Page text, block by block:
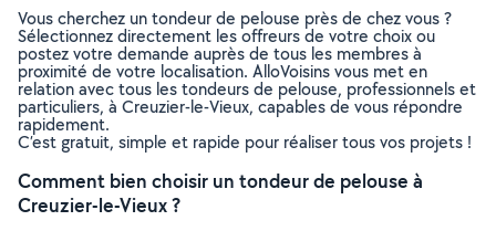
Vous cherchez un tondeur de pelouse près de chez vous ?
Sélectionnez directement les offreurs de votre choix ou
postez votre demande auprès de tous les membres à
proximité de votre localisation. AlloVoisins vous met en
relation avec tous les tondeurs de pelouse, professionnels et
particuliers, à Creuzier-le-Vieux, capables de vous répondre
rapidement.
C’est gratuit, simple et rapide pour réaliser tous vos projets !
Comment bien choisir un tondeur de pelouse à
Creuzier-le-Vieux ?